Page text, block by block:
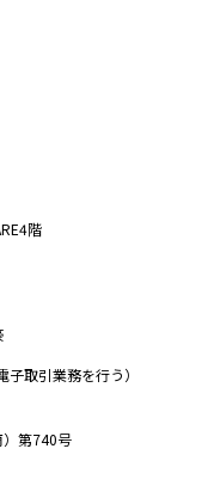
階
取引業務を行う）
第740号